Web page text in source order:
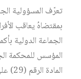
تعرّف المسؤولية
بمقتضاهُ يعاقب
الجماعة الدولية
المادة الرقم (29) على التوالي